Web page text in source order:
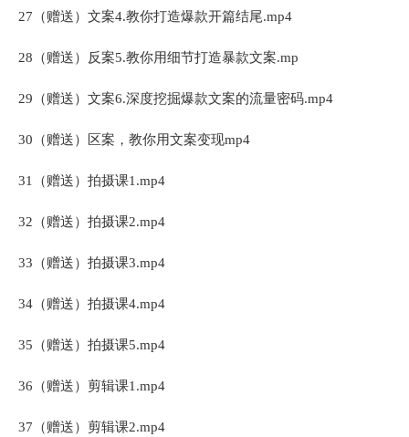
27（赠送）文案4.教你打造爆款开篇结尾.mp4
28（赠送）反案5.教你用细节打造暴款文案.mp
29（赠送）文案6.深度挖掘爆款文案的流量密码.mp4
30（赠送）区案，教你用文案变现mp4
31（赠送）拍摄课1.mp4
32（赠送）拍摄课2.mp4
33（赠送）拍摄课3.mp4
34（赠送）拍摄课4.mp4
35（赠送）拍摄课5.mp4
36（赠送）剪辑课1.mp4
37（赠送）剪辑课2.mp4